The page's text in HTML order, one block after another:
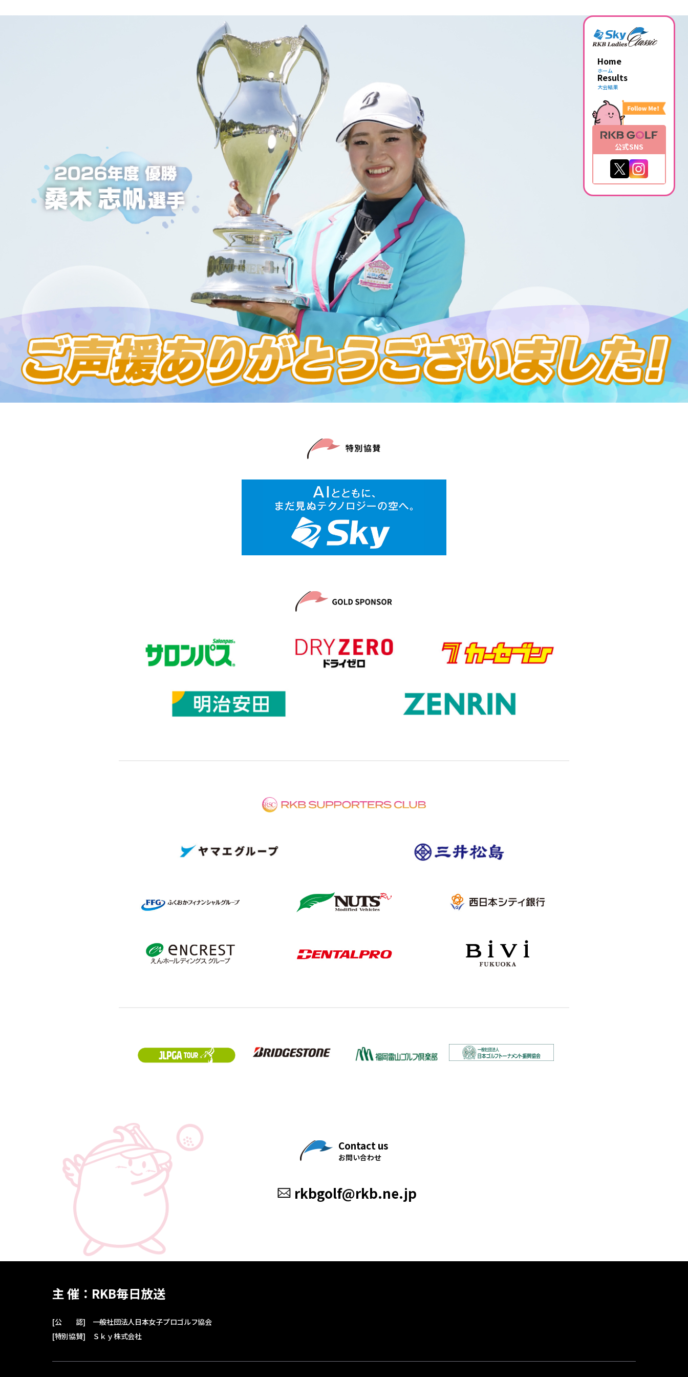
Home
ホーム
Results
大会結果
公式SNS
Contact us
お問い合わせ
rkbgolf@rkb.ne.jp
主 催：RKB毎日放送
[公 認]
一般社団法人日本女子プロゴルフ協会
[特別協賛]
Ｓｋｙ株式会社